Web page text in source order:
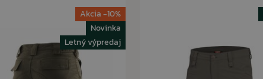
Akcia -10%
Novinka
Letný výpredaj